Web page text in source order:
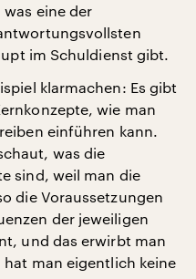
eine der
im Schuldienst gibt.
klarmachen: Es gibt
wie man
einführen kann.
was die
sind, weil man die
die Voraussetzungen
der jeweiligen
und das erwirbt man
man eigentlich keine